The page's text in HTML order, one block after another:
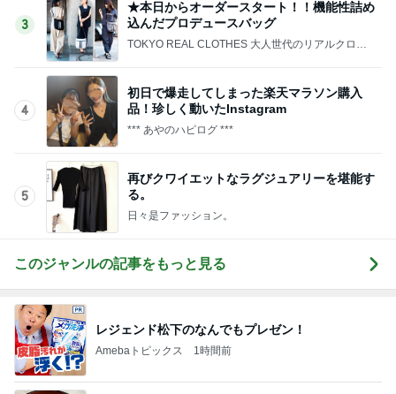
3
★本日からオーダースタート！！機能性詰め
込んだプロデュースバッグ
TOKYO REAL CLOTHES 大人世代のリアルクロー
4
初日で爆走してしまった楽天マラソン購入
品！珍しく動いたInstagram
*** あやのハピログ ***
5
再びクワイエットなラグジュアリーを堪能す
る。
日々是ファッション。
このジャンルの記事をもっと見る
レジェンド松下のなんでもプレゼン！
Amebaトピックス 1時間前